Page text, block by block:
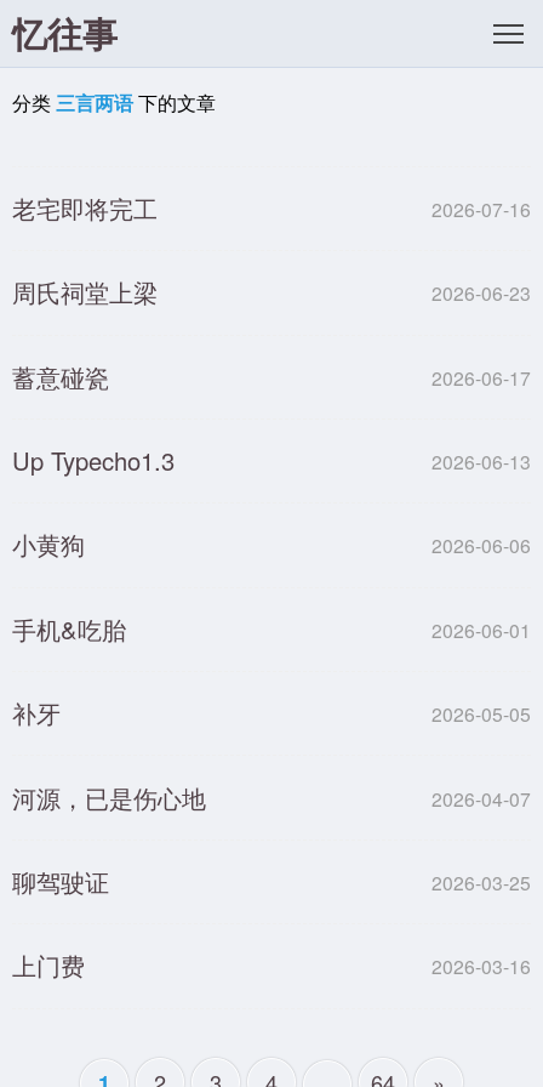
忆往事
分类三言两语下的文章
老宅即将完工 2026-07-16
周氏祠堂上梁 2026-06-23
蓄意碰瓷 2026-06-17
Up Typecho1.3 2026-06-13
小黄狗 2026-06-06
手机&吃胎 2026-06-01
补牙 2026-05-05
河源，已是伤心地 2026-04-07
聊驾驶证 2026-03-25
上门费 2026-03-16